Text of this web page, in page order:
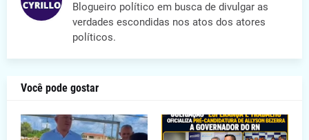
Blogueiro político em busca de divulgar as
verdades escondidas nos atos dos atores
políticos.
Você pode gostar